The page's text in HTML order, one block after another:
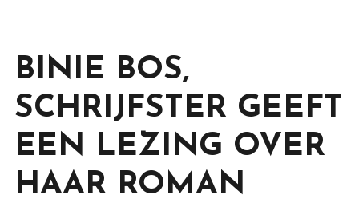
BINIE BOS,
SCHRIJFSTER GEEFT
EEN LEZING OVER
HAAR ROMAN